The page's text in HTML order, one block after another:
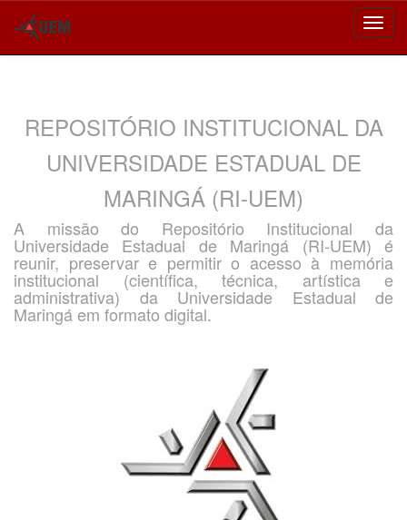
REPOSITÓRIO INSTITUCIONAL DA
UNIVERSIDADE ESTADUAL DE
MARINGÁ (RI-UEM)
A missão do Repositório Institucional da
Universidade Estadual de Maringá (RI-UEM) é
reunir, preservar e permitir o acesso à memória
institucional (científica, técnica, artística e
administrativa) da Universidade Estadual de
Maringá em formato digital.